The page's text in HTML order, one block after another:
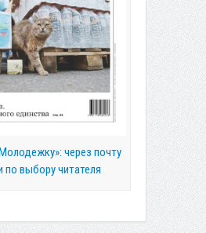
через почту
по выбору читателя